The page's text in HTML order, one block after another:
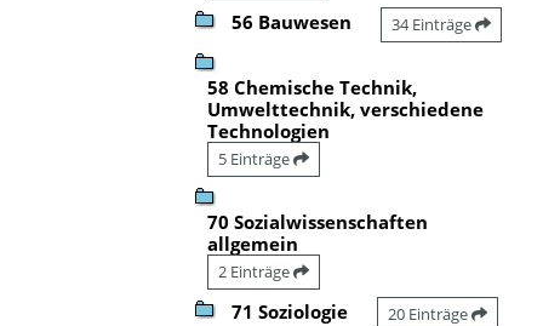
56 Bauwesen 34 Einträge
58 Chemische Technik,
Umwelttechnik, verschiedene
Technologien
5 Einträge
70 Sozialwissenschaften
allgemein
2 Einträge
71 Soziologie 20 Einträge